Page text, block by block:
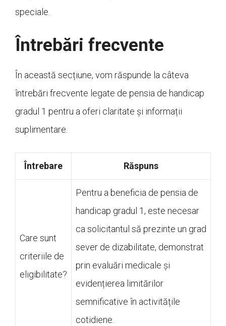
speciale.
Întrebări frecvente
În această secțiune, vom răspunde la câteva
întrebări frecvente legate de pensia de handicap
gradul 1 pentru a oferi claritate și informații
suplimentare.
Întrebare Răspuns
Care sunt
criteriile de
eligibilitate?
Pentru a beneficia de pensia de
handicap gradul 1, este necesar
ca solicitantul să prezinte un grad
sever de dizabilitate, demonstrat
prin evaluări medicale și
evidențierea limitărilor
semnificative în activitățile
cotidiene.